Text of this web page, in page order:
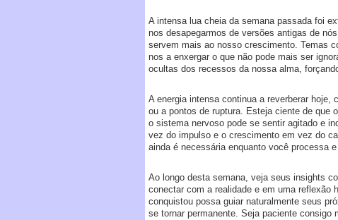
A intensa lua cheia da semana passada foi
nos desapegarmos de versões antigas de
servem mais ao nosso crescimento. Temas
nos a enxergar o que não pode mais ser
ocultas dos recessos da nossa alma,
A energia intensa continua a reverberar hoje,
ou a pontos de ruptura. Esteja ciente de que
o sistema nervoso pode se sentir agitado e
vez do impulso e o crescimento em vez do
ainda é necessária enquanto você processa
Ao longo desta semana, veja seus insights
conectar com a realidade e em uma reflexão
conquistou possa guiar naturalmente seus
se tornar permanente. Seja paciente consigo